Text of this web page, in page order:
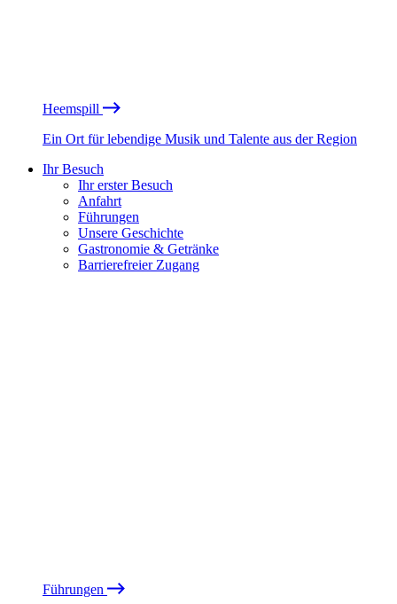
Heemspill
Ein Ort für lebendige Musik und Talente aus der Region
Ihr Besuch
Ihr erster Besuch
Anfahrt
Führungen
Unsere Geschichte
Gastronomie & Getränke
Barrierefreier Zugang
Führungen